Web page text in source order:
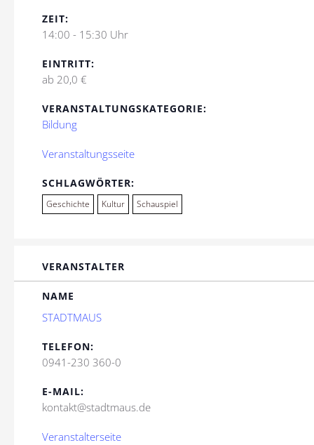
ZEIT:
14:00 - 15:30 Uhr
EINTRITT:
ab 20,0 €
VERANSTALTUNGSKATEGORIE:
Bildung
Veranstaltungsseite
SCHLAGWÖRTER:
Geschichte Kultur Schauspiel
VERANSTALTER
NAME
STADTMAUS
TELEFON:
0941-230 360-0
E-MAIL:
kontakt@stadtmaus.de
Veranstalterseite